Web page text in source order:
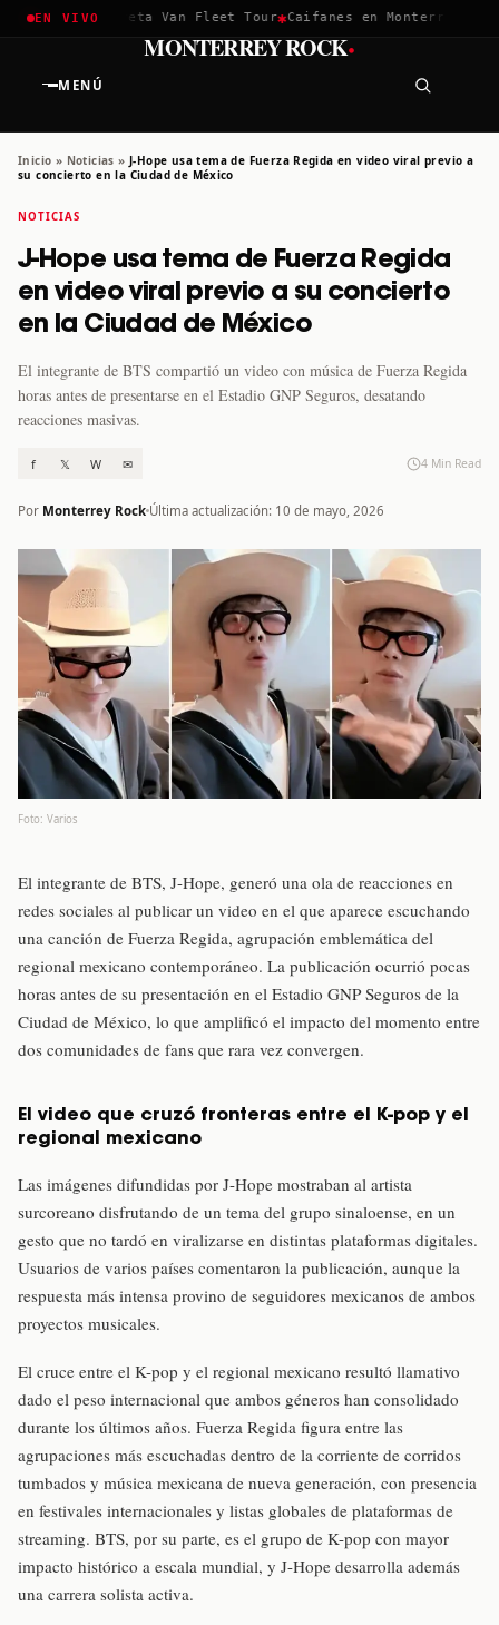
EN VIVO
2026 ✱Greta Van Fleet Tour✱Caifanes en Monterrey · 12
MENÚ
MONTERREY ROCK·
Inicio » Noticias » J-Hope usa tema de Fuerza Regida en video viral previo a
su concierto en la Ciudad de México
NOTICIAS
J-Hope usa tema de Fuerza Regida
en video viral previo a su concierto
en la Ciudad de México
El integrante de BTS compartió un video con música de Fuerza Regida
horas antes de presentarse en el Estadio GNP Seguros, desatando
reacciones masivas.
f 𝕏 W ✉ 4 Min Read
Por Monterrey Rock Última actualización: 10 de mayo, 2026
Foto: Varios
El integrante de BTS, J-Hope, generó una ola de reacciones en
redes sociales al publicar un video en el que aparece escuchando
una canción de Fuerza Regida, agrupación emblemática del
regional mexicano contemporáneo. La publicación ocurrió pocas
horas antes de su presentación en el Estadio GNP Seguros de la
Ciudad de México, lo que amplificó el impacto del momento entre
dos comunidades de fans que rara vez convergen.
El video que cruzó fronteras entre el K-pop y el
regional mexicano
Las imágenes difundidas por J-Hope mostraban al artista
surcoreano disfrutando de un tema del grupo sinaloense, en un
gesto que no tardó en viralizarse en distintas plataformas digitales.
Usuarios de varios países comentaron la publicación, aunque la
respuesta más intensa provino de seguidores mexicanos de ambos
proyectos musicales.
El cruce entre el K-pop y el regional mexicano resultó llamativo
dado el peso internacional que ambos géneros han consolidado
durante los últimos años. Fuerza Regida figura entre las
agrupaciones más escuchadas dentro de la corriente de corridos
tumbados y música mexicana de nueva generación, con presencia
en festivales internacionales y listas globales de plataformas de
streaming. BTS, por su parte, es el grupo de K-pop con mayor
impacto histórico a escala mundial, y J-Hope desarrolla además
una carrera solista activa.